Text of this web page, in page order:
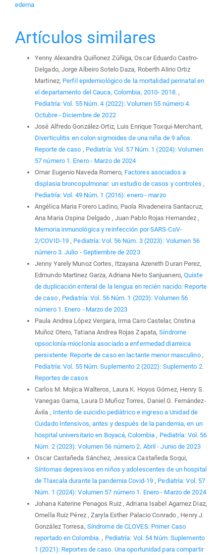
edema
Artículos similares
Yenny Alexandra Quiñonez Zúñiga, Oscar Eduardo Castro-
Delgado, Jorge Albeiro Sotelo Daza, Roberth Alirio Ortiz
Martinez, Perfil epidemiológico de la mortalidad perinatal en
el departamento del Cauca, Colombia, 2010- 2018. ,
Pediatría: Vol. 55 Núm. 4 (2022): Volumen 55 número 4.
Octubre - Diciembre de 2022
José Alfredo González-Ortiz, Luis Enrique Toxqui-Merchant,
Diverticulitis en colon sigmoides de una niña de 9 años.
Reporte de caso , Pediatría: Vol. 57 Núm. 1 (2024): Volumen
57 número 1. Enero - Marzo de 2024
Omar Eugenio Naveda Romero, Factores asociados a
displasia broncopulmonar: un estudio de casos y controles ,
Pediatría: Vol. 49 Núm. 1 (2016): enero - marzo
Angélica Maria Forero Ladino, Paola Rivadeneira Santacruz,
Ana Maria Ospina Delgado , Juan Pablo Rojas Hernandez ,
Memoria inmunológica y reinfección por SARS-CoV-
2/COVID-19, Pediatría: Vol. 56 Núm. 3 (2023): Volumen 56
número 3. Julio - Septiembre de 2023
Jenny Yarely Munoz Cortes, Itzayana Azeneth Duran Perez,
Edmundo Martinez Garza, Adriana Nieto Sanjuanero,Quiste
de duplicación enteral de la lengua en recién nacido: Reporte
de caso , Pediatría: Vol. 56 Núm. 1 (2023): Volumen 56
número 1. Enero - Marzo de 2023
Paula Andrea López Vergara, Irma Caro Castelar, Cristina
Muñoz Otero, Tatiana Andrea Rojas Zapata,Síndrome
opsoclonía-mioclonía asociado a enfermedad diarreica
persistente: Reporte de caso en lactante menor masculino ,
Pediatría: Vol. 55 Núm. Suplemento 2 (2022): Suplemento 2.
Reportes de casos
Carlos M. Mojica Walteros, Laura K. Hoyos Gómez, Henry S.
Vanegas Gama, Laura D Muñoz Torres, Daniel G. Fernández-
Ávila , Intento de suicidio pediátrico e ingreso a Unidad de
Cuidado Intensivos, antes y después de la pandemia, en un
hospital universitario en Boyacá, Colombia, Pediatría: Vol. 56
Núm. 2 (2023): Volumen 56 número 2. Abril - Junio de 2023
Oscar Castañeda Sánchez, Jessica Castañeda Soqui,
Síntomas depresivos en niños y adolescentes de un hospital
de Tlaxcala durante la pandemia Covid-19, Pediatría: Vol. 57
Núm. 1 (2024): Volumen 57 número 1. Enero - Marzo de 2024
Johana Katerine Penagos Ruiz , Adriana Isabel Agamez Diaz,
Ornella Ruiz Pérez , Zaryla Esther Palacio Conrado , Henry J.
González Torresa, Síndrome de CLOVES. Primer Caso
reportado en Colombia., Pediatría: Vol. 54 Núm. Suplemento
1 (2021): Reportes de caso. Una oportunidad para compartir